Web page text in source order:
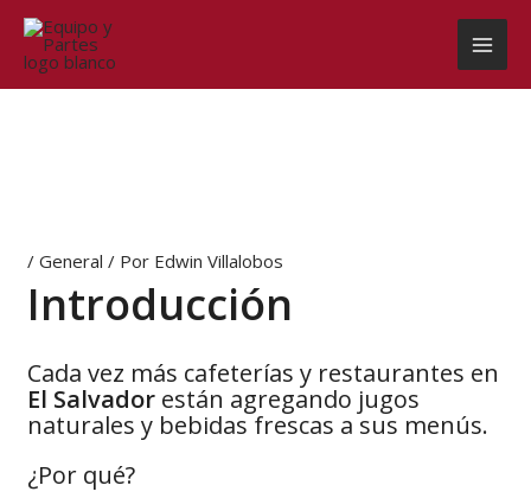
contenido
/General / Por Edwin Villalobos
Introducción
Cada vez más cafeterías y restaurantes en
El Salvador están agregando jugos
naturales y bebidas frescas a sus menús.
¿Por qué?